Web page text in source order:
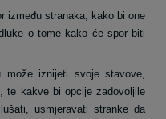
između stranaka, kako bi one
o tome kako će spor biti
iznijeti svoje stavove,
te kakve bi opcije zadovoljile
usmjeravati stranke da